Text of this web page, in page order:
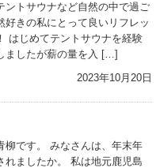
ントサウナなど自然の中で過ご
好きの私にとって良いリフレッ
はじめてテントサウナを経験
ましたが薪の量を入 […]
2023年10月20日
柳です。 みなさんは、年末年
れましたか。 私は地元鹿児島